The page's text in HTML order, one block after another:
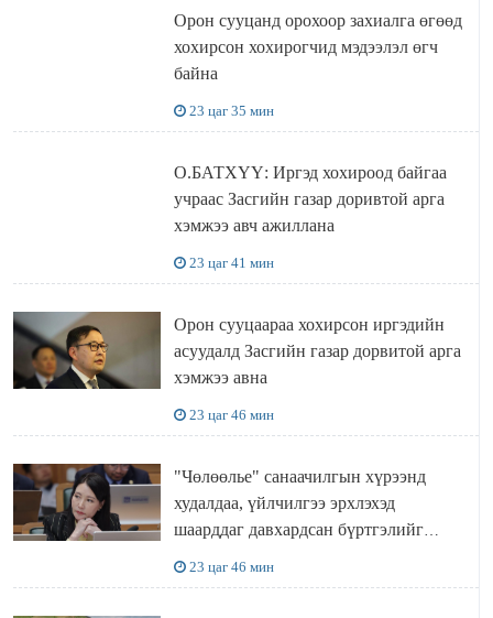
Орон сууцанд орохоор захиалга өгөөд
хохирсон хохирогчид мэдээлэл өгч
байна
23 цаг 35 мин
О.БАТХҮҮ: Иргэд хохироод байгаа
учраас Засгийн газар доривтой арга
хэмжээ авч ажиллана
23 цаг 41 мин
Орон сууцаараа хохирсон иргэдийн
асуудалд Засгийн газар дорвитой арга
хэмжээ авна
23 цаг 46 мин
"Чөлөөлье" санаачилгын хүрээнд
худалдаа, үйлчилгээ эрхлэхэд
шаарддаг давхардсан бүртгэлийг
23 цаг 46 мин